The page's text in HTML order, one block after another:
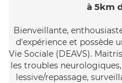
à 5km
Bienveillante,
d'expérience et possède
Vie Sociale (DEAVS).
les troubles
lessive/repassage,